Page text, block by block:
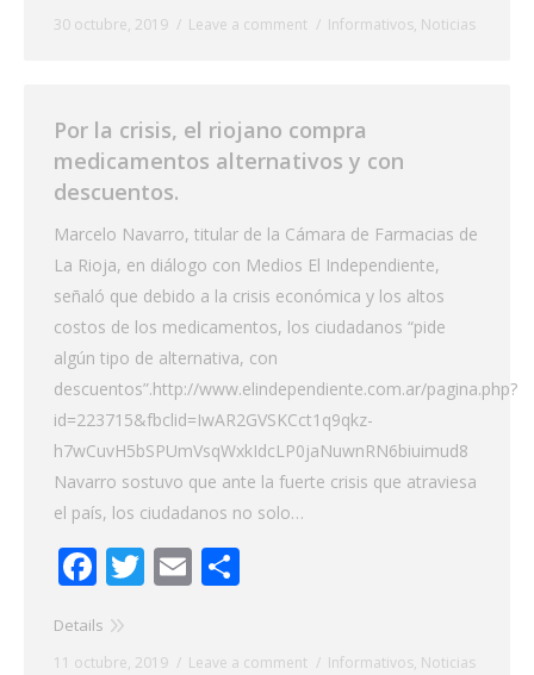
30 octubre, 2019 Leave a comment Informativos, Noticias
Por la crisis, el riojano compra
medicamentos alternativos y con
descuentos.
Marcelo Navarro, titular de la Cámara de Farmacias de
La Rioja, en diálogo con Medios El Independiente,
señaló que debido a la crisis económica y los altos
costos de los medicamentos, los ciudadanos “pide
algún tipo de alternativa, con
descuentos”.http://www.elindependiente.com.ar/pagina.php?
id=223715&fbclid=IwAR2GVSKCct1q9qkz-
h7wCuvH5bSPUmVsqWxkIdcLP0jaNuwnRN6biuimud8
Navarro sostuvo que ante la fuerte crisis que atraviesa
el país, los ciudadanos no solo…
Facebook
Twitter
Email
Details
11 octubre, 2019 Leave a comment Informativos, Noticias